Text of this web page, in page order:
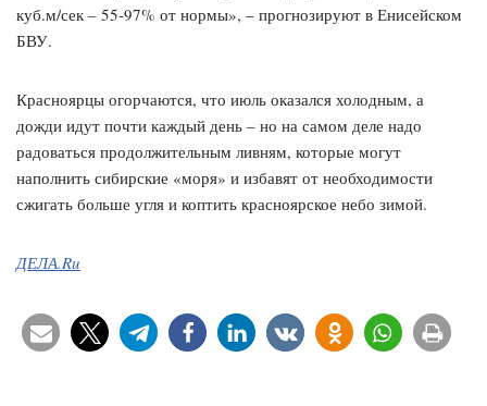
куб.м/сек – 55-97% от нормы», – прогнозируют в Енисейском
БВУ.
Красноярцы огорчаются, что июль оказался холодным, а
дожди идут почти каждый день – но на самом деле надо
радоваться продолжительным ливням, которые могут
наполнить сибирские «моря» и избавят от необходимости
сжигать больше угля и коптить красноярское небо зимой.
ДЕЛА.Ru